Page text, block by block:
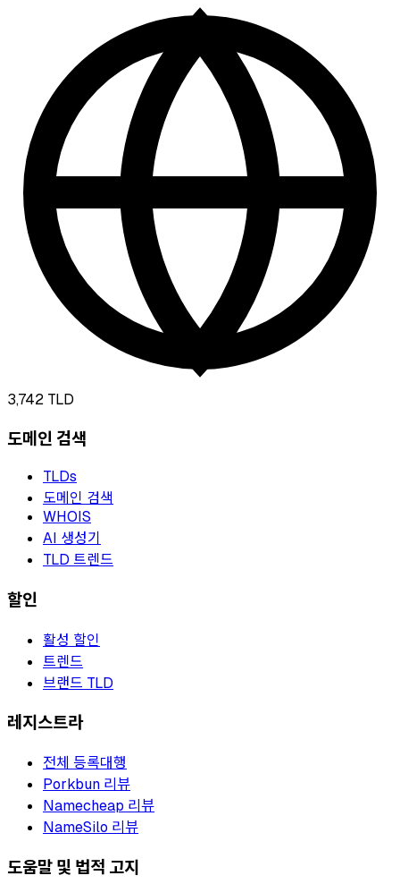
3,742 TLD
도메인 검색
TLDs
도메인 검색
WHOIS
AI 생성기
TLD 트렌드
할인
활성 할인
트렌드
브랜드 TLD
레지스트라
전체 등록대행
Porkbun 리뷰
Namecheap 리뷰
NameSilo 리뷰
도움말 및 법적 고지